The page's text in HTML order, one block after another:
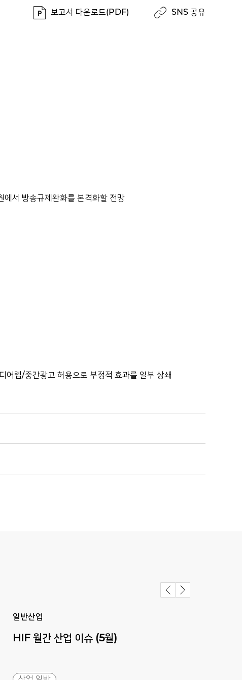
보고서 다운로드(PDF) SNS 공유
서 방송규제완화를 본격화할 전망
렙/중간광고 허용으로 부정적 효과를 일부 상쇄
일반산업
HIF 월간 산업 이슈 (5월)